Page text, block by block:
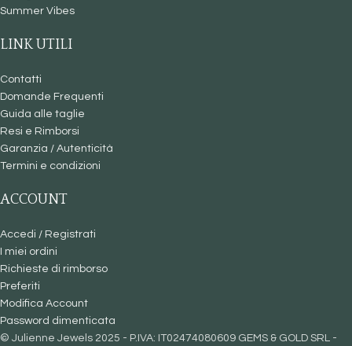
Summer Vibes
LINK UTILI
Contatti
Domande Frequenti
Guida alle taglie
Resi e Rimborsi
Garanzia / Autenticità
Termini e condizioni
ACCOUNT
Accedi / Registrati
I miei ordini
Richieste di rimborso
Preferiti
Modifica Account
Password dimenticata
© Julienne Jewels 2025 - P.IVA: IT02474080609 GEMS & GOLD SRL -